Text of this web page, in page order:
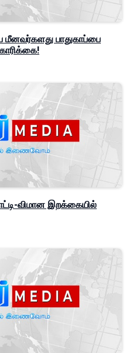
பாதுகாப்பை
விமான இறக்கையில்